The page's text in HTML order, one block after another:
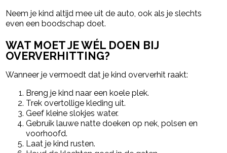
Neem je kind altijd mee uit de auto, ook als je slechts
even een boodschap doet.
WAT MOET JE WÉL DOEN BIJ
OVERVERHITTING?
Wanneer je vermoedt dat je kind oververhit raakt:
Breng je kind naar een koele plek.
Trek overtollige kleding uit.
Geef kleine slokjes water.
Gebruik lauwe natte doeken op nek, polsen en
voorhoofd.
Laat je kind rusten.